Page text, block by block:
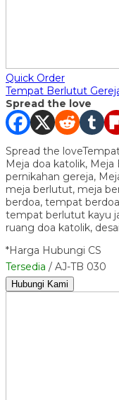
Quick Order
Tempat Berlutut
Spread the love
Spread the
Meja doa katolik,
pernikahan gereja,
meja berlutut, meja
berdoa, tempat
tempat berlutut kayu
ruang doa katolik,
*Harga Hubungi CS
Tersedia / AJ-TB 030
Hubungi Kami